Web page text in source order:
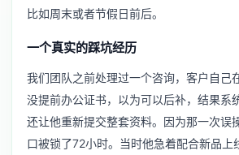
比如周末或者节假日前后。
一个真实的踩坑经历
我们团队之前处理过一个咨询，客户自己
没提前办公证书，以为可以后补，结果系
还让他重新提交整套资料。因为那一次误
口被锁了72小时。当时他急着配合新品上